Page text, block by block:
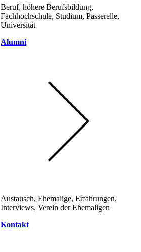
Beruf, höhere Berufsbildung,
Fachhochschule, Studium, Passerelle,
Universität
Alumni
Austausch, Ehemalige, Erfahrungen,
Interviews, Verein der Ehemaligen
Kontakt